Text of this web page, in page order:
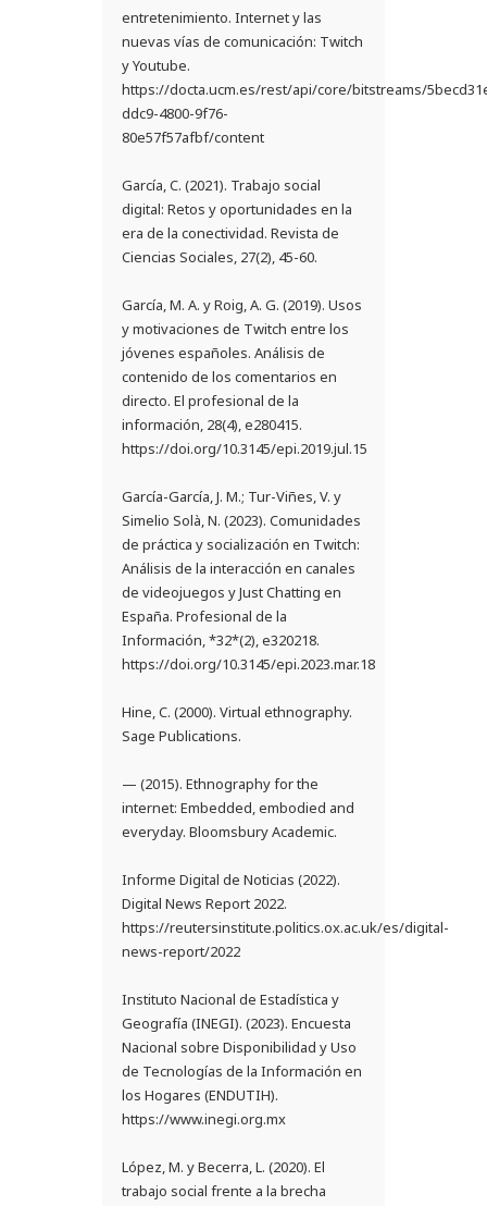
entretenimiento. Internet y las
nuevas vías de comunicación: Twitch
y Youtube.
https://docta.ucm.es/rest/api/core/bitstreams/
ddc9-4800-9f76-
80e57f57afbf/content
García, C. (2021). Trabajo social
digital: Retos y oportunidades en la
era de la conectividad. Revista de
Ciencias Sociales, 27(2), 45-60.
García, M. A. y Roig, A. G. (2019). Usos
y motivaciones de Twitch entre los
jóvenes españoles. Análisis de
contenido de los comentarios en
directo. El profesional de la
información, 28(4), e280415.
https://doi.org/10.3145/epi.2019.jul.15
García-García, J. M.; Tur-Viñes, V. y
Simelio Solà, N. (2023). Comunidades
de práctica y socialización en Twitch:
Análisis de la interacción en canales
de videojuegos y Just Chatting en
España. Profesional de la
Información, *32*(2), e320218.
https://doi.org/10.3145/epi.2023.mar.18
Hine, C. (2000). Virtual ethnography.
Sage Publications.
— (2015). Ethnography for the
internet: Embedded, embodied and
everyday. Bloomsbury Academic.
Informe Digital de Noticias (2022).
Digital News Report 2022.
https://reutersinstitute.politics.ox.ac.uk/es/digital-
news-report/2022
Instituto Nacional de Estadística y
Geografía (INEGI). (2023). Encuesta
Nacional sobre Disponibilidad y Uso
de Tecnologías de la Información en
los Hogares (ENDUTIH).
https://www.inegi.org.mx
López, M. y Becerra, L. (2020). El
trabajo social frente a la brecha